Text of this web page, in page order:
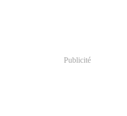
Publicité